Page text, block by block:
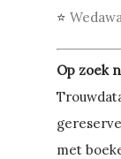
⭐
Op zoek
met